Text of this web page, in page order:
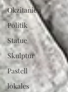
Okzitanien
Politik
Statue
Skulptur
Pastell
lokales